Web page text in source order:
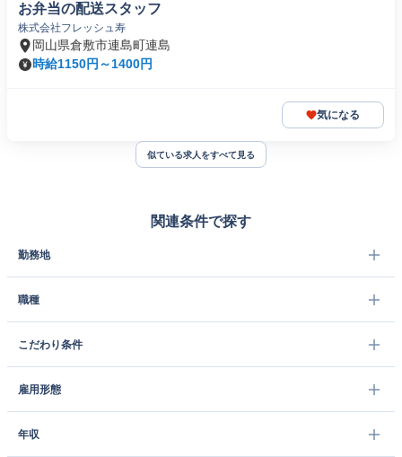
お弁当の配送スタッフ
株式会社フレッシュ寿
岡山県倉敷市連島町連島
時給1150円～1400円
気になる
似ている求人をすべて見る
関連条件で探す
勤務地
職種
こだわり条件
雇用形態
年収